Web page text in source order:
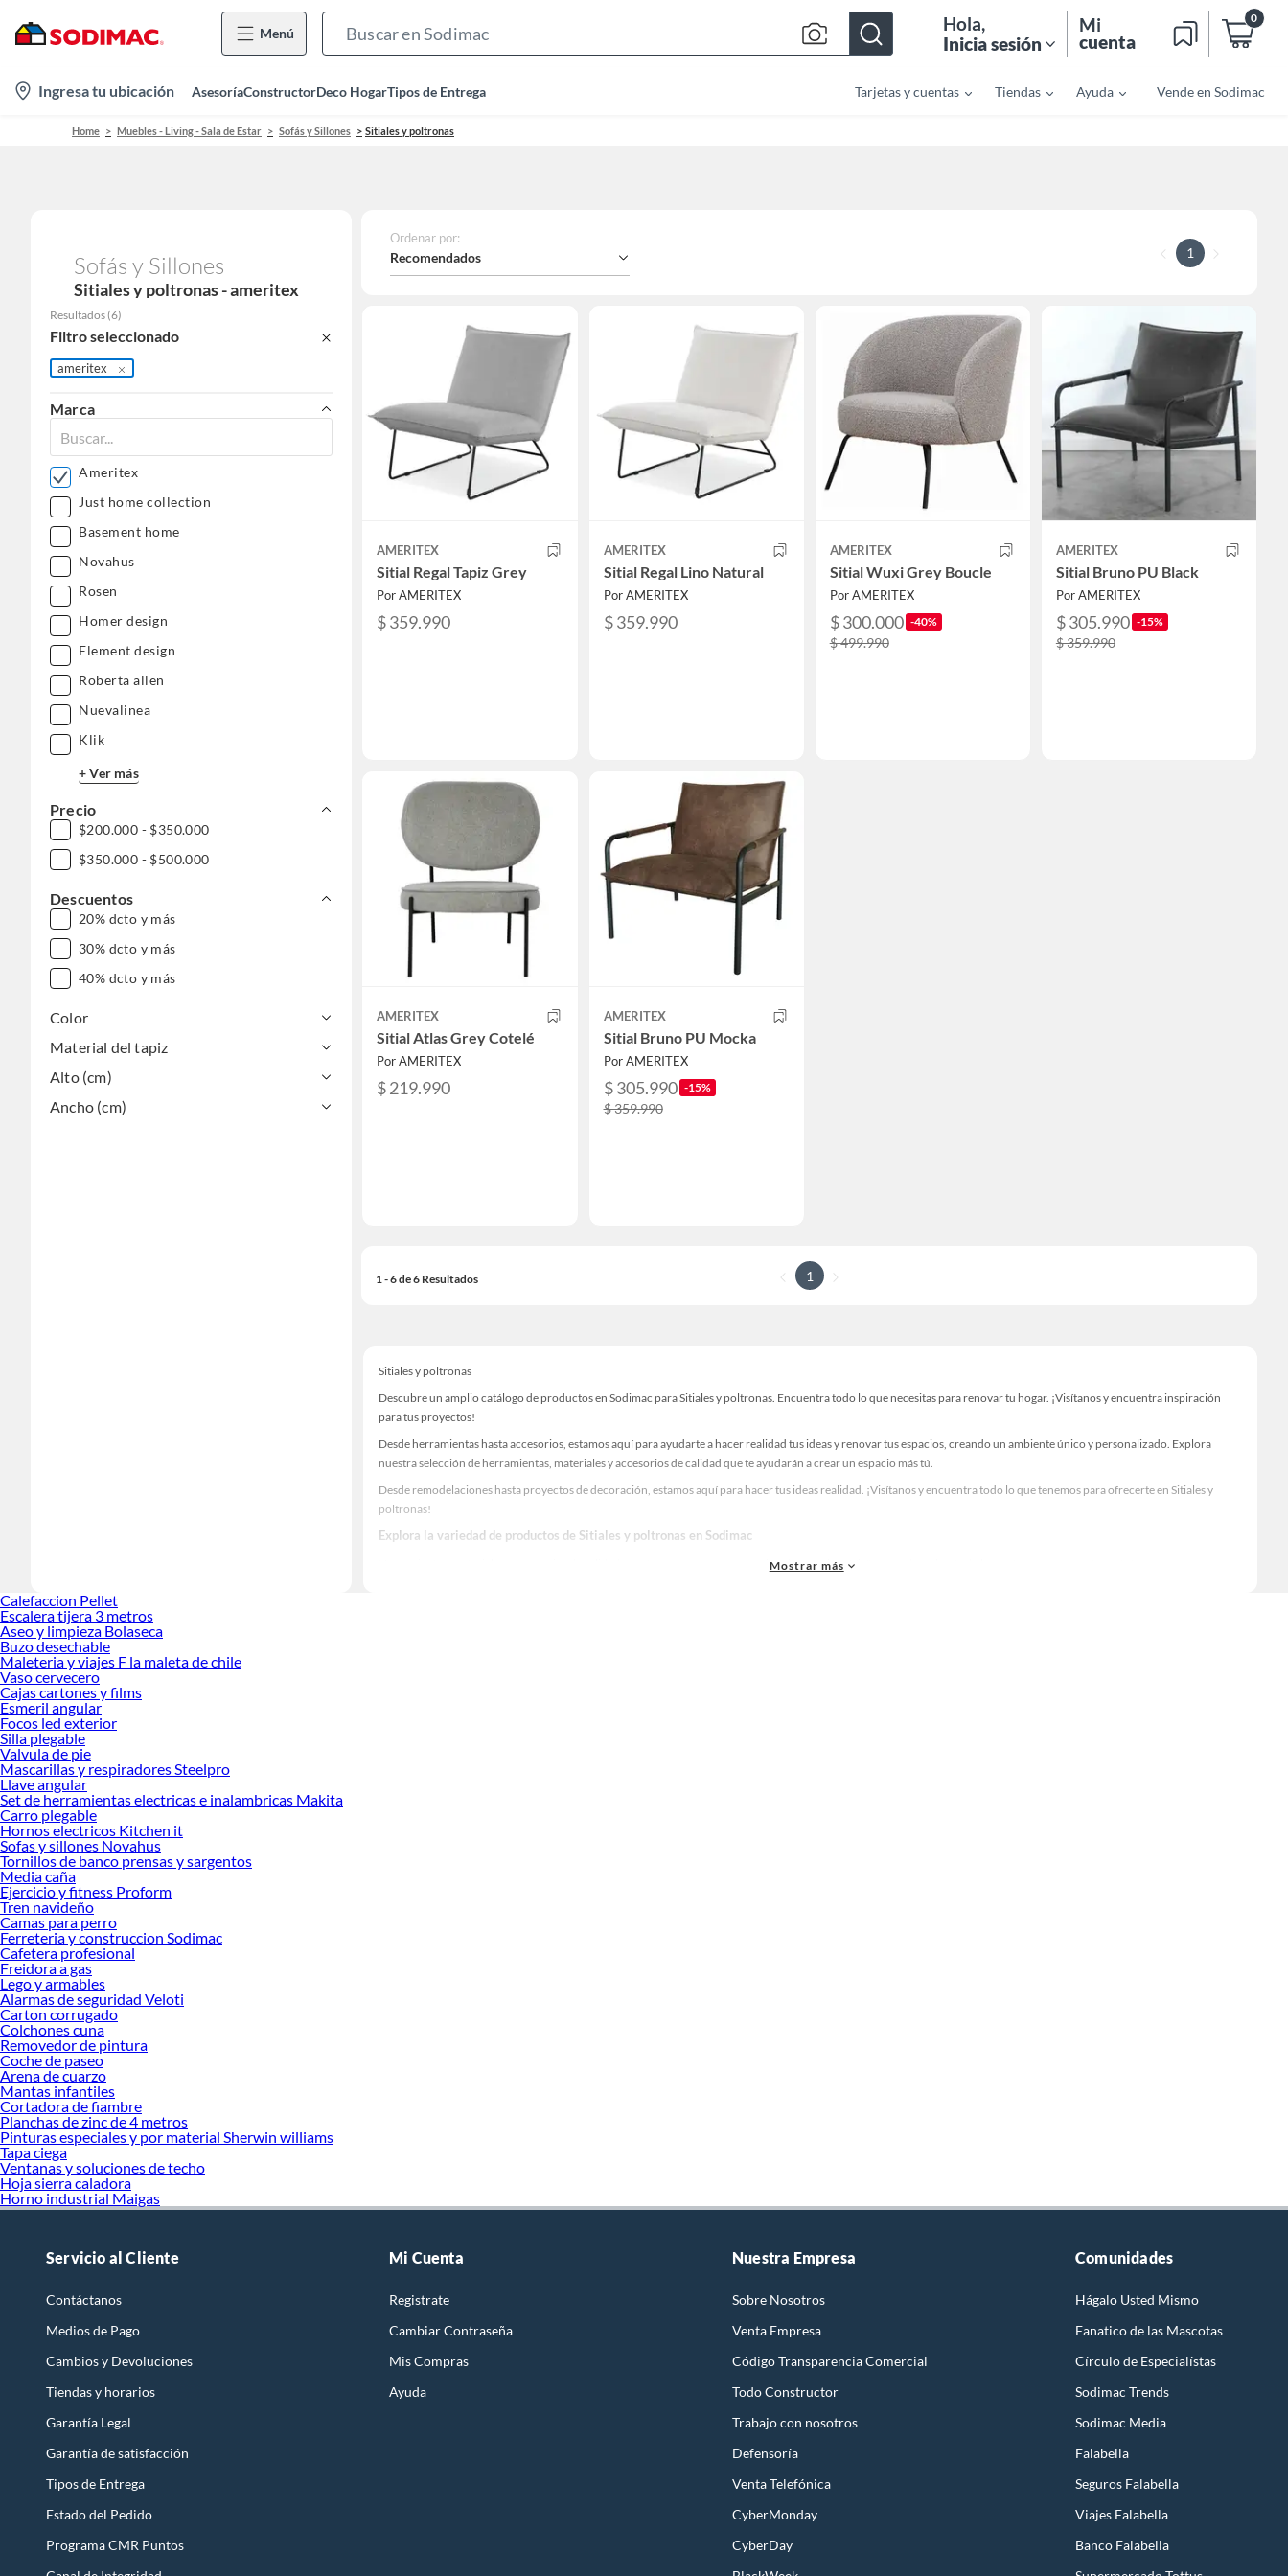
Menú
Bar
Hola,
Inicia sesión
Mi
cuenta
0
location-
icon
Ingresa tu ubicación AsesoríaConstructorDeco HogarTipos de Entrega Tarjetas y cuentas Tiendas Ayuda Vende en Sodimac
Home Muebles - Living - Sala de Estar Sofás y Sillones Sitiales y poltronas
Sofás y Sillones
Sitiales y poltronas - ameritex
Resultados (6)
Filtro seleccionado
ameritex
Marca
Ameritex
Just home collection
Basement home
Novahus
Rosen
Homer design
Element design
Roberta allen
Nuevalinea
Klik
+ Ver más
Precio
$200.000 - $350.000
$350.000 - $500.000
Descuentos
20% dcto y más
30% dcto y más
40% dcto y más
Color
Material del tapiz
Alto (cm)
Ancho (cm)
Ordenar por:
Recomendados 1
AMERITEX
Sitial Regal Tapiz Grey
Por AMERITEX
$ 359.990
AMERITEX
Sitial Regal Lino Natural
Por AMERITEX
$ 359.990
AMERITEX
Sitial Wuxi Grey Boucle
Por AMERITEX
$ 300.000 -40%
$ 499.990
AMERITEX
Sitial Bruno PU Black
Por AMERITEX
$ 305.990 -15%
$ 359.990
AMERITEX
Sitial Atlas Grey Cotelé
Por AMERITEX
$ 219.990
AMERITEX
Sitial Bruno PU Mocka
Por AMERITEX
$ 305.990 -15%
$ 359.990
1 - 6 de 6 Resultados 1
Sitiales y poltronas
Descubre un amplio catálogo de productos en Sodimac para Sitiales y poltronas. Encuentra todo lo que necesitas para renovar tu hogar. ¡Visítanos y encuentra inspiración
para tus proyectos!
Desde herramientas hasta accesorios, estamos aquí para ayudarte a hacer realidad tus ideas y renovar tus espacios, creando un ambiente único y personalizado. Explora
nuestra selección de herramientas, materiales y accesorios de calidad que te ayudarán a crear un espacio más tú.
Desde remodelaciones hasta proyectos de decoración, estamos aquí para hacer tus ideas realidad. ¡Visítanos y encuentra todo lo que tenemos para ofrecerte en Sitiales y
poltronas!
Explora la variedad de productos de Sitiales y poltronas en Sodimac
Herramientas, materiales y accesorios de calidad para tus proyectos y renovación de espacios. ¡Visítanos y descubre todo lo que tenemos para ofrecerte!
Mostrar más
Calefaccion Pellet
Escalera tijera 3 metros
Aseo y limpieza Bolaseca
Buzo desechable
Maleteria y viajes F la maleta de chile
Vaso cervecero
Cajas cartones y films
Esmeril angular
Focos led exterior
Silla plegable
Valvula de pie
Mascarillas y respiradores Steelpro
Llave angular
Set de herramientas electricas e inalambricas Makita
Carro plegable
Hornos electricos Kitchen it
Sofas y sillones Novahus
Tornillos de banco prensas y sargentos
Media caña
Ejercicio y fitness Proform
Tren navideño
Camas para perro
Ferreteria y construccion Sodimac
Cafetera profesional
Freidora a gas
Lego y armables
Alarmas de seguridad Veloti
Carton corrugado
Colchones cuna
Removedor de pintura
Coche de paseo
Arena de cuarzo
Mantas infantiles
Cortadora de fiambre
Planchas de zinc de 4 metros
Pinturas especiales y por material Sherwin williams
Tapa ciega
Ventanas y soluciones de techo
Hoja sierra caladora
Horno industrial Maigas
Servicio al Cliente
Contáctanos
Medios de Pago
Cambios y Devoluciones
Tiendas y horarios
Garantía Legal
Garantía de satisfacción
Tipos de Entrega
Estado del Pedido
Programa CMR Puntos
Mi Cuenta
Registrate
Cambiar Contraseña
Mis Compras
Ayuda
Nuestra Empresa
Sobre Nosotros
Venta Empresa
Código Transparencia Comercial
Todo Constructor
Trabajo con nosotros
Defensoría
Venta Telefónica
CyberMonday
CyberDay
Comunidades
Hágalo Usted Mismo
Fanatico de las Mascotas
Círculo de Especialístas
Sodimac Trends
Sodimac Media
Falabella
Seguros Falabella
Viajes Falabella
Banco Falabella